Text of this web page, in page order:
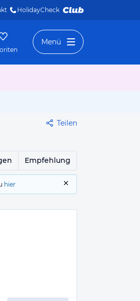
HolidayCheck
Menü
Teilen
Empfehlung
hier